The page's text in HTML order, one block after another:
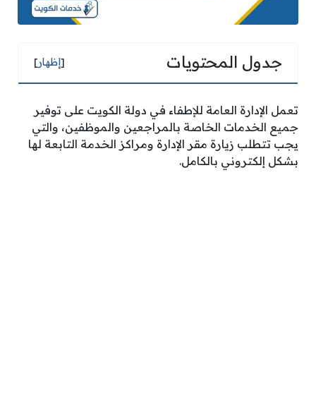
جدول المحتويات [إظهار]
تعمل الإدارة العامة للإطفاء في دولة الكويت على توفير
جميع الخدمات الخاصة بالمراجعين والموظفين، والتي
يجب تتطلب زيارة مقر الإدارة ومراكز الخدمة التابعة لها
بشكل إلكتروني بالكامل.